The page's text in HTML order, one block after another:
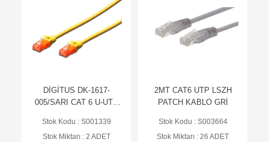
DİGİTUS DK-1617-
005/SARI CAT 6 U-UTP
LSZH AWG 26/7 0.50MT
Stok Kodu : S001339
Stok Miktarı : 2 ADET
2MT CAT6 UTP LSZH
PATCH KABLO GRİ
Stok Kodu : S003664
Stok Miktarı : 26 ADET